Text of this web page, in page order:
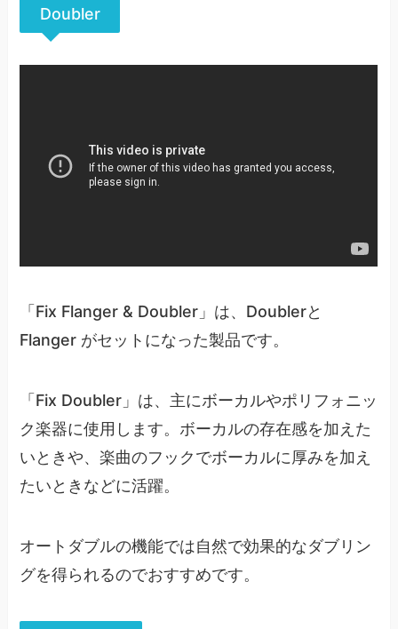
Doubler
「Fix Flanger & Doubler」は、Doublerと
Flanger がセットになった製品です。
「Fix Doubler」は、主にボーカルやポリフォニッ
ク楽器に使用します。ボーカルの存在感を加えた
いときや、楽曲のフックでボーカルに厚みを加え
たいときなどに活躍。
オートダブルの機能では自然で効果的なダブリン
グを得られるのでおすすめです。